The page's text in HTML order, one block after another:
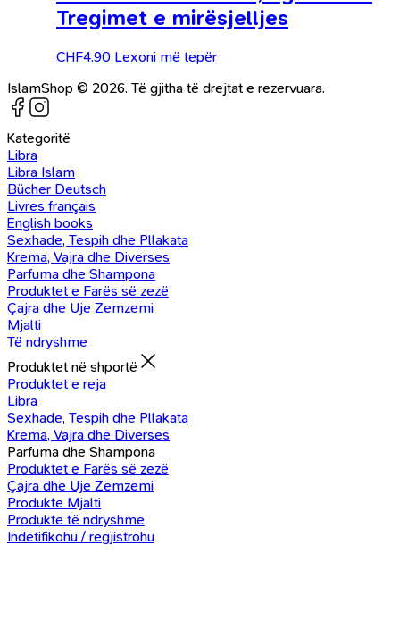
Tregimet e mirësjelljes
CHF4.90 Lexoni më tepër
IslamShop © 2026. Të gjitha të drejtat e rezervuara.
Kategoritë
Libra
Libra Islam
Bücher Deutsch
Livres français
English books
Sexhade, Tespih dhe Pllakata
Krema, Vajra dhe Diverses
Parfuma dhe Shampona
Produktet e Farës së zezë
Çajra dhe Uje Zemzemi
Mjalti
Të ndryshme
Produktet në shportë
Produktet e reja
Libra
Sexhade, Tespih dhe Pllakata
Krema, Vajra dhe Diverses
Parfuma dhe Shampona
Produktet e Farës së zezë
Çajra dhe Uje Zemzemi
Produkte Mjalti
Produkte të ndryshme
Indetifikohu / regjistrohu